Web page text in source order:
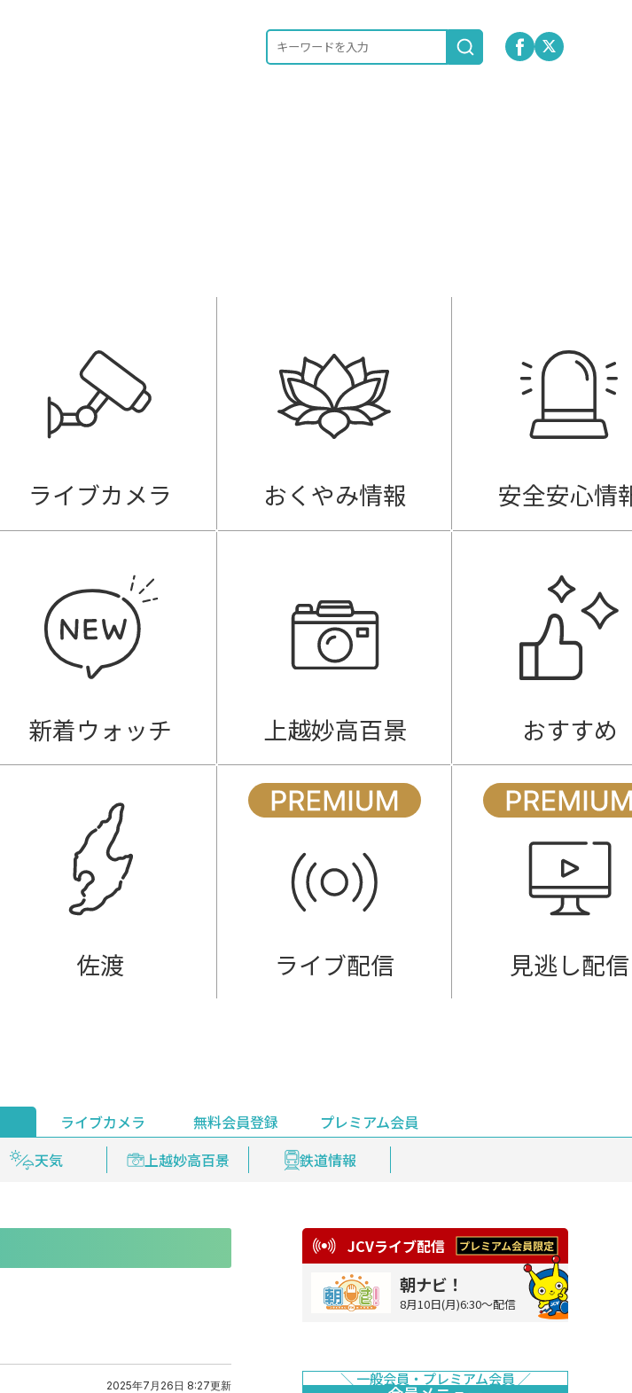
ライブカメラ おくやみ情報 安全安心情
新着ウォッチ 上越妙高百景 おすすめ
佐渡 ライブ配信 見逃し配信
新着ウォッチ 編集部おすすめ
天気 上越妙高百景 鉄道情報
ライブカメラ 無料会員登録
プレミアム会員
見逃し配信 プレミアム会員登録
2025年7月26日 8:27更新
JCVライブ配信
朝ナビ！
8月10日(月)6:30～配信